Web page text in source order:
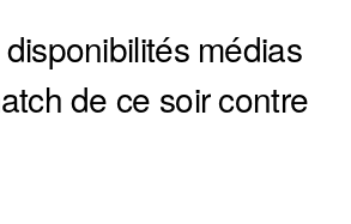
médias
de ce soir contre